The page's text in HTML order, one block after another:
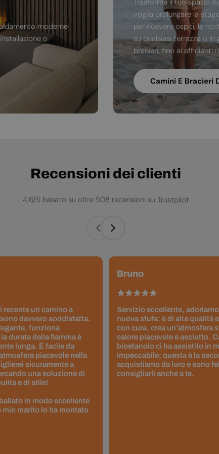
moderne
o
Trasforma il tuo spazio
voglia prolungare la
per ricevere ospiti, le
su qualsiasi terrazza o
bracieri, fino ai efficienti
Camini E Bracieri
Recensioni dei clienti
4,6/5 basato su oltre 508 recensioni su Trustpilot
recente un camino a
davvero soddisfatta.
funziona
durata della fiamma è
lunga. È facile da
piacevole nella
sicuramente a
una soluzione di
e di stile!
in modo eccellente
mio marito lo ha montato
Bruno
Servizio eccellente,
nuova stufa: è di alta qualità
con cura, crea un’atmosfera
calore piacevole e asciutto.
bioetanolo ci ha assistito in
impeccabile; questa è la
acquistiamo da loro e sono
consigliarli anche a te.